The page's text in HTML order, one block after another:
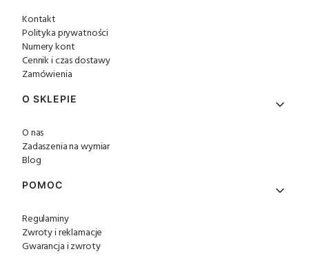
Kontakt
Polityka prywatności
Numery kont
Cennik i czas dostawy
Zamówienia
O SKLEPIE
O nas
Zadaszenia na wymiar
Blog
POMOC
Regulaminy
Zwroty i reklamacje
Gwarancja i zwroty